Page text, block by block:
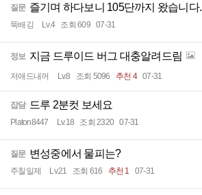
질문 즐기며 하다보니 105단까지 왔습니다.
뚝배깅 Lv.4 조회 609 07-31
정보 지금 드루이드 버그 대충알려드림
저애드내꺼 Lv.8 조회 5096 추천 4 07-31
잡담 드루 2분컷 보세요
Platon8447 Lv.18 조회 2320 07-31
질문 변성중에서 물피는?
주칠일제 Lv.21 조회 616 추천 1 07-31